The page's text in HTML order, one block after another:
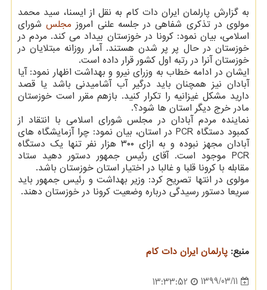
به گزارش پارلمان ایران دات کام به نقل از ایسنا، سید محمد
مولوی در تذکری شفاهی در جلسه علنی امروز مجلسشورای
اسلامی، بیان نمود: کرونا در خوزستان بیداد می کند. مردم در
خوزستان در حال پر پر شدن هستند. آمار روزانه مبتلایان در
خوزستان آنرا در رتبه اول کشور قرار داده است.
ایشان در ادامه خطاب به وزرای نیرو و بهداشت اظهار نمود: آیا
آبادان نیز همچنان باید درگیر آب آشامیدنی باشد یا قصد
دارید مشکل غیزانیه را تکرار کنید. بازهم مقرر است خوزستان
مادر خرج دیگر استان ها شود؟.
نماینده مردم آبادان در مجلس شورای اسلامی با انتقاد از
کمبود دستگاه PCR در استان، بیان نمود: چرا آزمایشگاه های
آبادان مجهز نبوده و به ازای ۳۰۰ هزار نفر تنها یک دستگاه
PCR موجود است. آقای رئیس جمهور دستور دهید ستاد
مقابله با کرونا قلبا و غالبا در اختیار استان خوزستان باشد.
مولوی در انتها تصریح کرد: وزیر بهداشت و رئیس جمهور باید
سریعا دستور رسیدگی درباره وضعیت کرونا در خوزستان دهند.
منبع: پارلمان ایران دات كام
1399/03/11
13:33:52